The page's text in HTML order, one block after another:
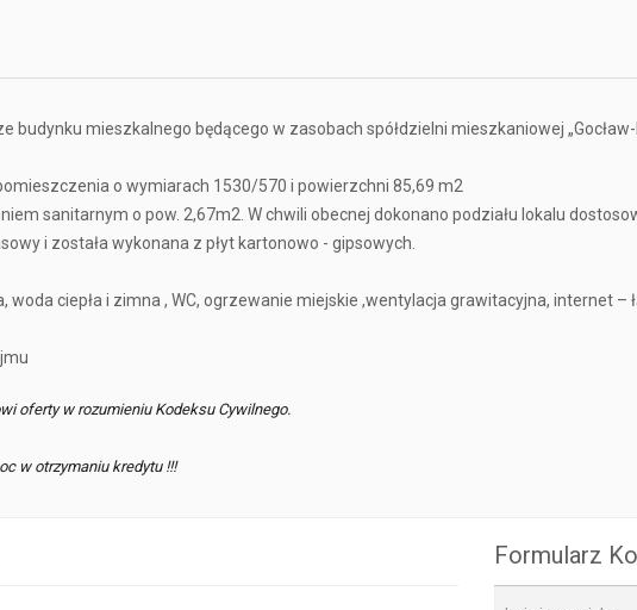
budynku mieszkalnego będącego w zasobach spółdzielni mieszkaniowej „Gocław-
o wymiarach 1530/570 i powierzchni 85,69 m2
sanitarnym o pow. 2,67m2. W chwili obecnej dokonano podziału lokalu
i została wykonana z płyt kartonowo - gipsowych.
woda ciepła i zimna , WC, ogrzewanie miejskie ,wentylacja grawitacyjna, internet –
oferty w rozumieniu Kodeksu Cywilnego.
w otrzymaniu kredytu !!!
Formularz